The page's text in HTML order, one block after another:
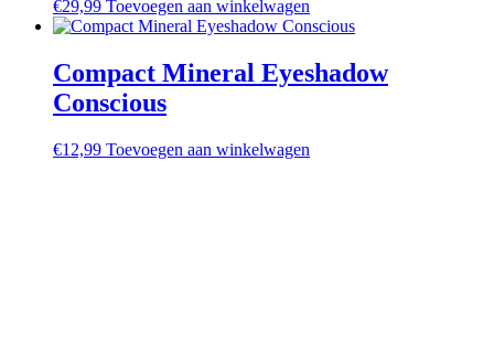
€29,99 Toevoegen aan winkelwagen
Compact Mineral Eyeshadow
Conscious
€12,99 Toevoegen aan winkelwagen